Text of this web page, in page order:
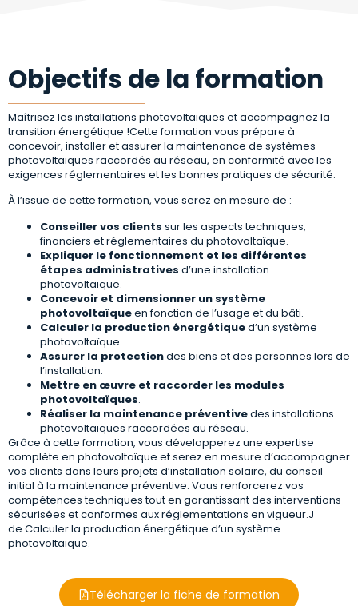
Objectifs de la formation
Maîtrisez les installations photovoltaïques et accompagnez la
transition énergétique !Cette formation vous prépare à
concevoir, installer et assurer la maintenance de systèmes
photovoltaïques raccordés au réseau, en conformité avec les
exigences réglementaires et les bonnes pratiques de sécurité.
À l’issue de cette formation, vous serez en mesure de :
Conseiller vos clients sur les aspects techniques,
financiers et réglementaires du photovoltaïque.
Expliquer le fonctionnement et les différentes
étapes administratives d’une installation
photovoltaïque.
Concevoir et dimensionner un système
photovoltaïqueen fonction de l’usage et du bâti.
Calculer la production énergétiqued’un système
photovoltaïque.
Assurer la protectiondes biens et des personnes lors de
l’installation.
Mettre en œuvre et raccorder les modules
photovoltaïques.
Réaliser la maintenance préventivedes installations
photovoltaïques raccordées au réseau.
Grâce à cette formation, vous développerez une expertise
complète en photovoltaïque et serez en mesure d’accompagner
vos clients dans leurs projets d’installation solaire, du conseil
initial à la maintenance préventive. Vous renforcerez vos
compétences techniques tout en garantissant des interventions
sécurisées et conformes aux réglementations en vigueur.J
de Calculer la production énergétique d’un système
photovoltaïque.
Télécharger la fiche de formation